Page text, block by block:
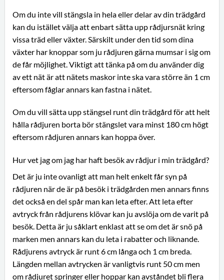
Om du inte vill stängsla in hela eller delar av din trädgård
kan du istället välja att enbart sätta upp rådjursnät kring
vissa träd eller växter. Särskilt under den tid som dina
växter har knoppar som ju rådjuren gärna mumsar i sig om
de får möjlighet. Viktigt att tänka på om du använder dig
av ett nät är att nätets maskor inte ska vara större än 1 cm
eftersom fåglar annars kan fastna i nätet.
Om du vill sätta upp stängsel runt din trädgård för att helt
hålla rådjuren borta bör stängslet vara minst 180 cm högt
eftersom rådjuren annars kan hoppa över.
Hur vet jag om jag har haft besök av rådjur i min trädgård?
Det är ju inte ovanligt att man helt enkelt får syn på
rådjuren när de är på besök i trädgården men annars finns
det också en del spår man kan leta efter. Att leta efter
avtryck från rådjurens klövar kan ju avslöja om de varit på
besök. Detta är ju såklart enklast att se om det är snö på
marken men annars kan du leta i rabatter och liknande.
Rådjurens avtryck är runt 6 cm långa och 1 cm breda.
Längden mellan avtrycken är vanligtvis runt 50 cm men
om rådjuret springer eller hoppar kan avståndet bli flera